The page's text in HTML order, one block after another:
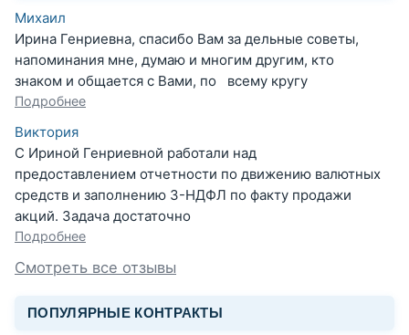
Михаил
Ирина Генриевна, спасибо Вам за дельные советы,
напоминания мне, думаю и многим другим, кто
знаком и общается с Вами, по всему кругу
Подробнее
Виктория
С Ириной Генриевной работали над
предоставлением отчетности по движению валютных
средств и заполнению 3-НДФЛ по факту продажи
акций. Задача достаточно
Подробнее
Смотреть все отзывы
ПОПУЛЯРНЫЕ КОНТРАКТЫ